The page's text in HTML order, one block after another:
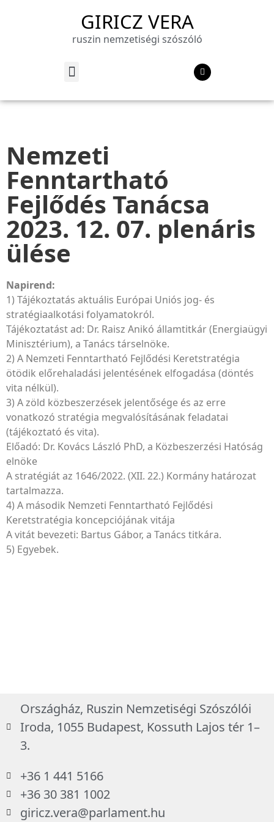
GIRICZ VERA
ruszin nemzetiségi szószóló
Nemzeti
Fenntartható
Fejlődés Tanácsa
2023. 12. 07. plenáris
ülése
Napirend:
1) Tájékoztatás aktuális Európai Uniós jog- és
stratégiaalkotási folyamatokról.
Tájékoztatást ad: Dr. Raisz Anikó államtitkár (Energiaügyi
Minisztérium), a Tanács társelnöke.
2) A Nemzeti Fenntartható Fejlődési Keretstratégia
ötödik előrehaladási jelentésének elfogadása (döntés
vita nélkül).
3) A zöld közbeszerzések jelentősége és az erre
vonatkozó stratégia megvalósításának feladatai
(tájékoztató és vita).
Előadó: Dr. Kovács László PhD, a Közbeszerzési Hatóság
elnöke
A stratégiát az 1646/2022. (XII. 22.) Kormány határozat
tartalmazza.
4) A második Nemzeti Fenntartható Fejlődési
Keretstratégia koncepciójának vitája
A vitát bevezeti: Bartus Gábor, a Tanács titkára.
5) Egyebek.
Országház, Ruszin Nemzetiségi Szószólói
Iroda, 1055 Budapest, Kossuth Lajos tér 1–
3.
+36 1 441 5166
+36 30 381 1002
giricz.vera@parlament.hu